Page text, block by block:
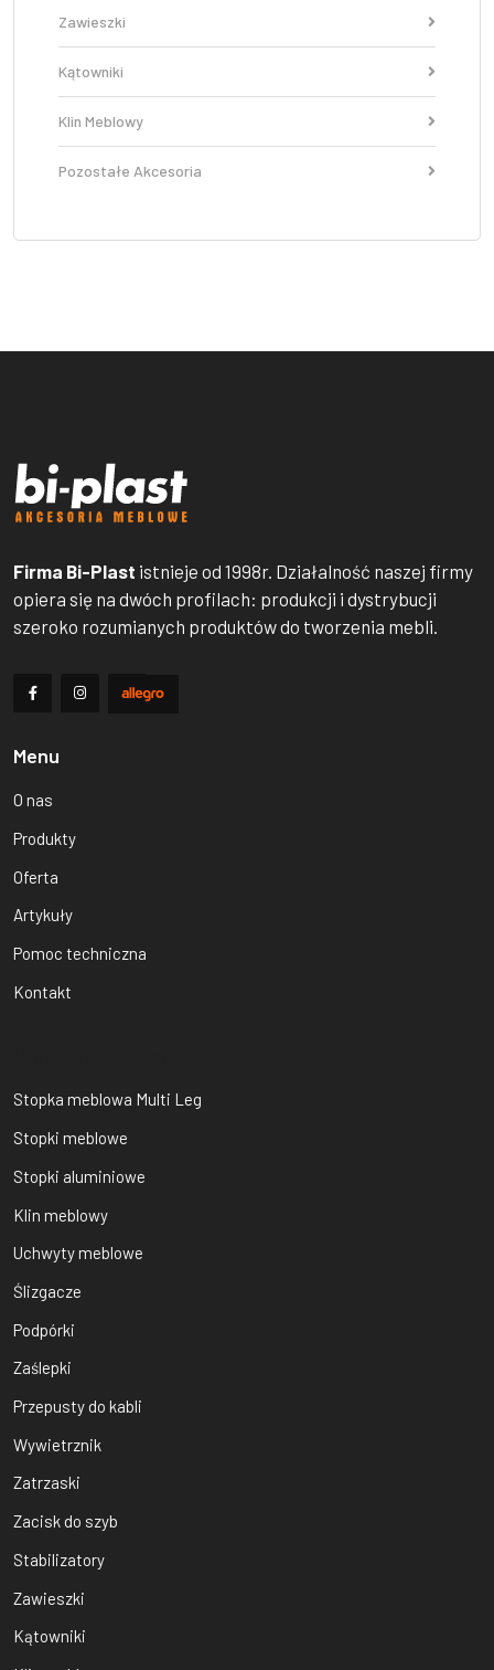
Zawieszki
Kątowniki
Klin Meblowy
Pozostałe Akcesoria
Firma Bi-Plast istnieje od 1998r. Działalność naszej firmy
opiera się na dwóch profilach: produkcji i dystrybucji
szeroko rozumianych produktów do tworzenia mebli.
Menu
O nas
Produkty
Oferta
Artykuły
Pomoc techniczna
Kontakt
Stopka meblowa Multi Leg
Stopki meblowe
Stopki aluminiowe
Klin meblowy
Uchwyty meblowe
Ślizgacze
Podpórki
Zaślepki
Przepusty do kabli
Wywietrznik
Zatrzaski
Zacisk do szyb
Stabilizatory
Zawieszki
Kątowniki